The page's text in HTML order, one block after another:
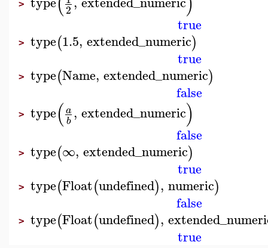
> 2
true
> type(1.5, extended_numeric)
true
> type(Name, extended_numeric)
false
> type(a
b , extended_numeric)
false
> type(∞, extended_numeric)
true
> type(Float(undefined), numeric)
false
> type(Float(undefined),
true